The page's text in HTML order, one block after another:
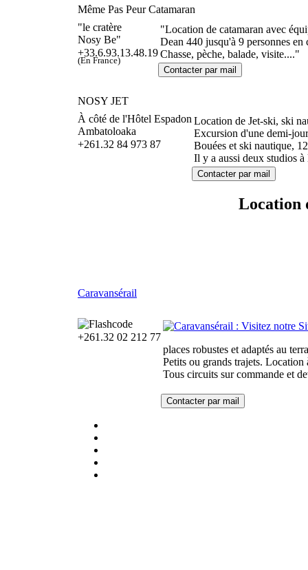
Même Pas Peur Catamaran
"le cratère
Nosy Be"
+33.6.93.13.48.19
(En France)
"Location de catamaran avec
Dean 440 jusqu'à 9 personnes en
Chasse, pèche, balade, visite...."
NOSY JET
À côté de l'Hôtel Espadon
Ambatoloaka
+261.32 84 973 87
Location de Jet-ski, ski
Excursion d'une demi-
Bouées et ski nautique,
Il y a aussi deux studios
Location
Caravansérail
+261.32 02 212 77
places robustes et adaptés au
Petits ou grands trajets.
Tous circuits sur commande et